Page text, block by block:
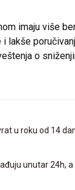
imaju više
lakše
o
u roku od 14
unutar 24h,